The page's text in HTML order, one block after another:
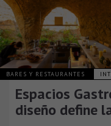
BARES Y RESTAURANTES
Espacios
diseño define